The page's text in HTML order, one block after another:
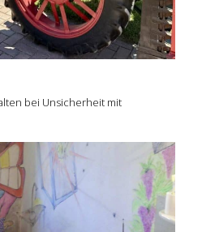
bei Unsicherheit mit